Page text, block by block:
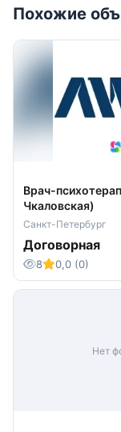
Похожие
Врач-
Чкаловская)
Санкт-Петербург
Договорная
8 0,0 (0)
Нет